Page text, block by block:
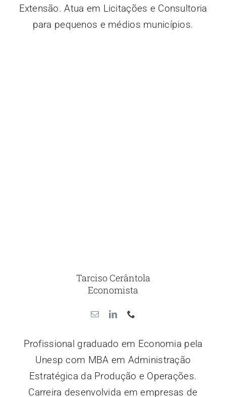
Extensão. Atua em Licitações e Consultoria
para pequenos e médios municípios.
Tarciso Cerântola
Economista
Profissional graduado em Economia pela
Unesp com MBA em Administração
Estratégica da Produção e Operações.
Carreira desenvolvida em empresas de